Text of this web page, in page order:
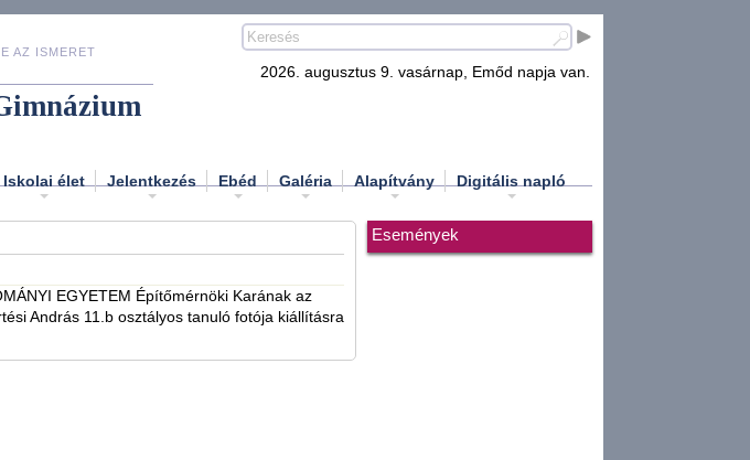
AZ ISMERET
2026. augusztus 9. vasárnap, Emőd napja van.
Iskolai élet Jelentkezés Ebéd Galéria Alapítvány Digitális napló
EGYETEM Építőmérnöki Karának az
András 11.b osztályos tanuló fotója kiállításra
Események